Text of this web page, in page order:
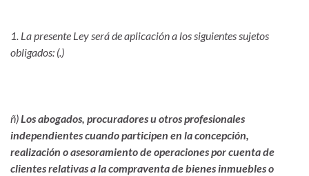
1. La presente Ley será de aplicación a los siguientes sujetos
obligados: (.)
ñ) Los abogados, procuradores u otros profesionales
independientes cuando participen en la concepción,
realización o asesoramiento de operaciones por cuenta de
clientes relativas a la compraventa de bienes inmuebles o